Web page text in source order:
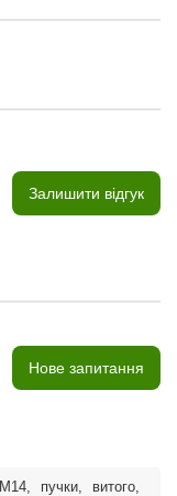
Залишити відгук
Нове запитання
М14, пучки, витого,